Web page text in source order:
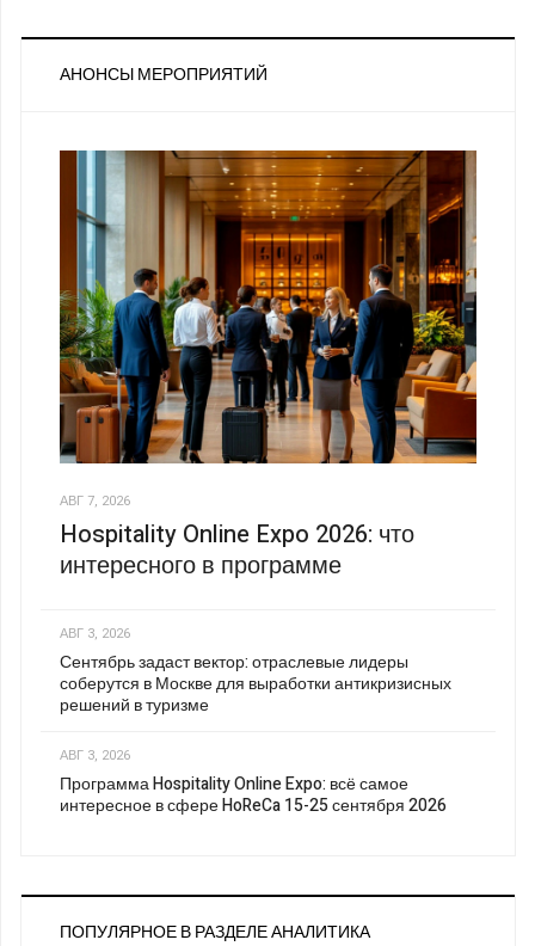
АНОНСЫ МЕРОПРИЯТИЙ
АВГ 7, 2026
Hospitality Online Expo 2026: что
интересного в программе
АВГ 3, 2026
Сентябрь задаст вектор: отраслевые лидеры
соберутся в Москве для выработки антикризисных
решений в туризме
АВГ 3, 2026
Программа Hospitality Online Expo: всё самое
интересное в сфере HoReCa 15-25 сентября 2026
ПОПУЛЯРНОЕ В РАЗДЕЛЕ АНАЛИТИКА